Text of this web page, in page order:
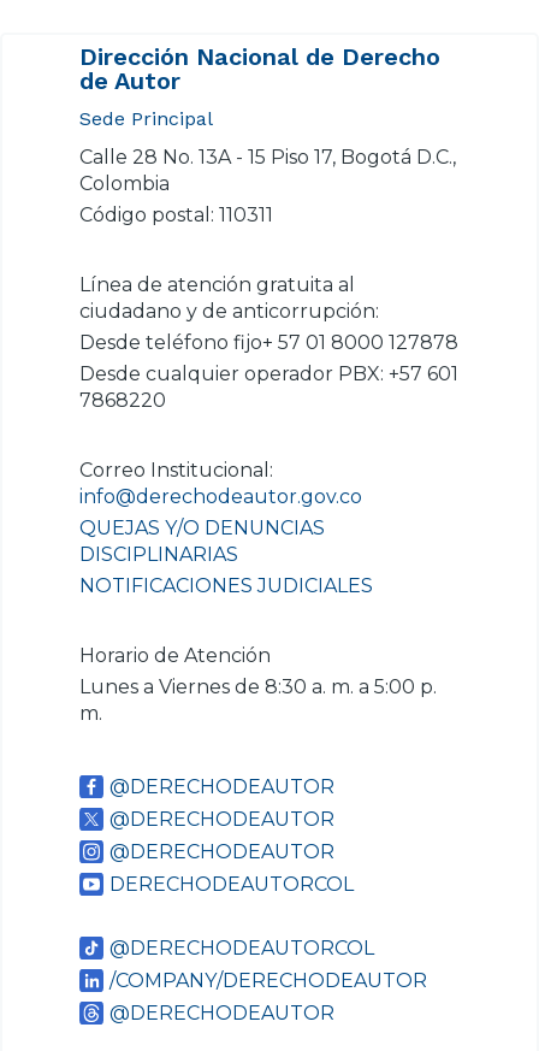
Dirección Nacional de Derecho
de Autor
Sede Principal
Calle 28 No. 13A - 15 Piso 17, Bogotá D.C.,
Colombia
Código postal: 110311
Línea de atención gratuita al
ciudadano y de anticorrupción:
Desde teléfono fijo+ 57 01 8000 127878
Desde cualquier operador PBX: +57 601
7868220
Correo Institucional:
info@derechodeautor.gov.co
QUEJAS Y/O DENUNCIAS
DISCIPLINARIAS
NOTIFICACIONES JUDICIALES
Horario de Atención
Lunes a Viernes de 8:30 a. m. a 5:00 p.
m.
@DERECHODEAUTOR
@DERECHODEAUTOR
@DERECHODEAUTOR
DERECHODEAUTORCOL
@DERECHODEAUTORCOL
/COMPANY/DERECHODEAUTOR
@DERECHODEAUTOR